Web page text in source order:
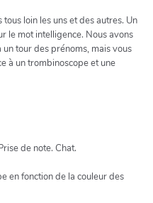
loin les uns et des autres. Un
le mot intelligence. Nous avons
tour des prénoms, mais vous
à un trombinoscope et une
de note. Chat.
en fonction de la couleur des